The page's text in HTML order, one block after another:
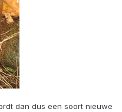
dan dus een soort nieuwe